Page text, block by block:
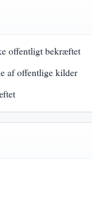
offentligt bekræftet
af offentlige kilder